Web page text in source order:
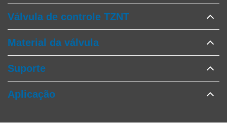
Válvula de controle TZNT
Material da válvula
Suporte
Aplicação